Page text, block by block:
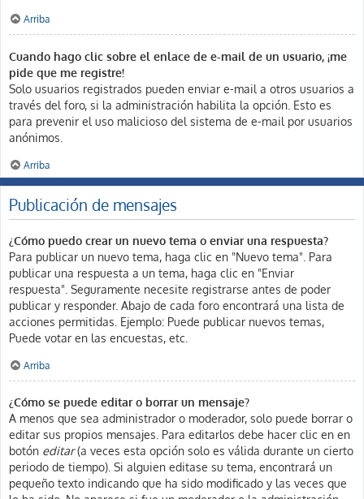
Arriba
Cuando hago clic sobre el enlace de e-mail de un usuario, ¡me
pide que me registre!
Solo usuarios registrados pueden enviar e-mail a otros usuarios a
través del foro, si la administración habilita la opción. Esto es
para prevenir el uso malicioso del sistema de e-mail por usuarios
anónimos.
Arriba
Publicación de mensajes
¿Cómo puedo crear un nuevo tema o enviar una respuesta?
Para publicar un nuevo tema, haga clic en "Nuevo tema". Para
publicar una respuesta a un tema, haga clic en "Enviar
respuesta". Seguramente necesite registrarse antes de poder
publicar y responder. Abajo de cada foro encontrará una lista de
acciones permitidas. Ejemplo: Puede publicar nuevos temas,
Puede votar en las encuestas, etc.
Arriba
¿Cómo se puede editar o borrar un mensaje?
A menos que sea administrador o moderador, solo puede borrar o
editar sus propios mensajes. Para editarlos debe hacer clic en en
botón editar(a veces esta opción solo es válida durante un cierto
periodo de tiempo). Si alguien editase su tema, encontrará un
pequeño texto indicando que ha sido modificado y las veces que